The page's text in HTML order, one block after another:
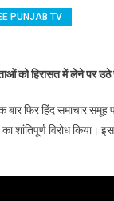
PUNJAB TV
को हिरासत में लेने पर
बार फिर हिंद समाचार
विरोध किया।